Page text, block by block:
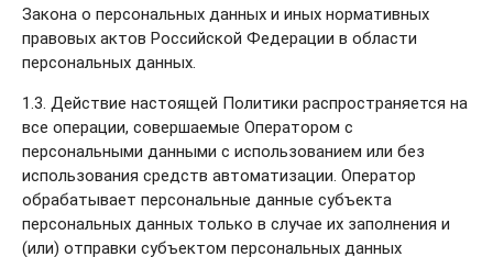
Закона о персональных данных и иных нормативных
правовых актов Российской Федерации в области
персональных данных.
1.3. Действие настоящей Политики распространяется на
все операции, совершаемые Оператором с
персональными данными с использованием или без
использования средств автоматизации. Оператор
обрабатывает персональные данные субъекта
персональных данных только в случае их заполнения и
(или) отправки субъектом персональных данных